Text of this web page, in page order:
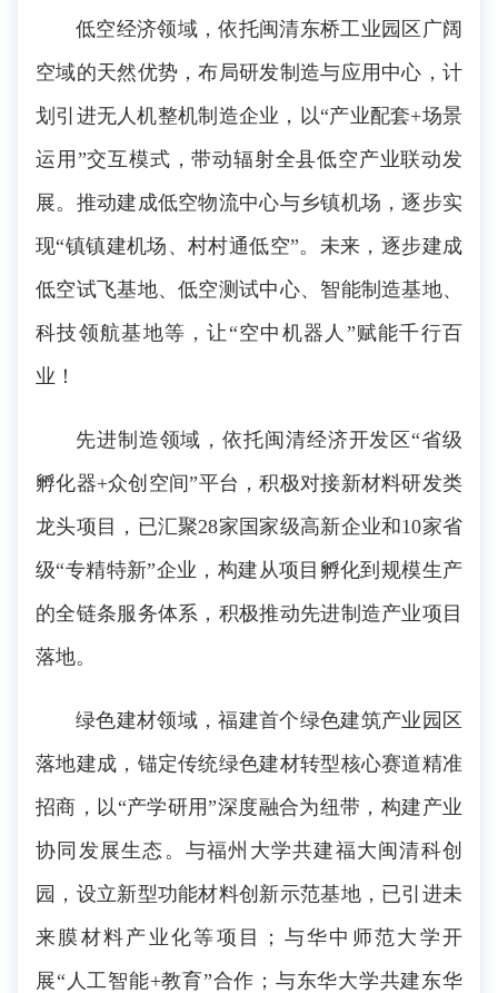
低空经济领域，依托闽清东桥工业园区广阔
空域的天然优势，布局研发制造与应用中心，计
划引进无人机整机制造企业，以“产业配套+场景
运用”交互模式，带动辐射全县低空产业联动发
展。推动建成低空物流中心与乡镇机场，逐步实
现“镇镇建机场、村村通低空”。未来，逐步建成
低空试飞基地、低空测试中心、智能制造基地、
科技领航基地等，让“空中机器人”赋能千行百
业！
先进制造领域，依托闽清经济开发区“省级
孵化器+众创空间”平台，积极对接新材料研发类
龙头项目，已汇聚28家国家级高新企业和10家省
级“专精特新”企业，构建从项目孵化到规模生产
的全链条服务体系，积极推动先进制造产业项目
落地。
绿色建材领域，福建首个绿色建筑产业园区
落地建成，锚定传统绿色建材转型核心赛道精准
招商，以“产学研用”深度融合为纽带，构建产业
协同发展生态。与福州大学共建福大闽清科创
园，设立新型功能材料创新示范基地，已引进未
来膜材料产业化等项目；与华中师范大学开
展“人工智能+教育”合作；与东华大学共建东华